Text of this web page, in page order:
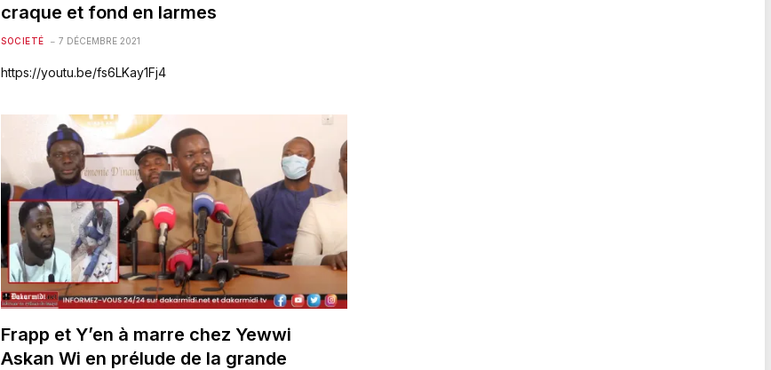
craque et fond en larmes
SOCIETÉ 7 DÉCEMBRE 2021
https://youtu.be/fs6LKay1Fj4
Frapp et Y’en à marre chez Yewwi
Askan Wi en prélude de la grande